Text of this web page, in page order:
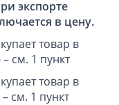
экспорте
в цену.
товар в
см. 1 пункт
товар в
см. 1 пункт